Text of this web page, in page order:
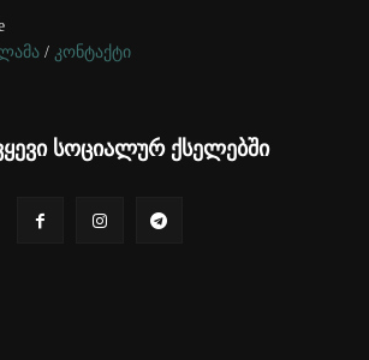
/ კონტაქტი
სოციალურ ქსელებში